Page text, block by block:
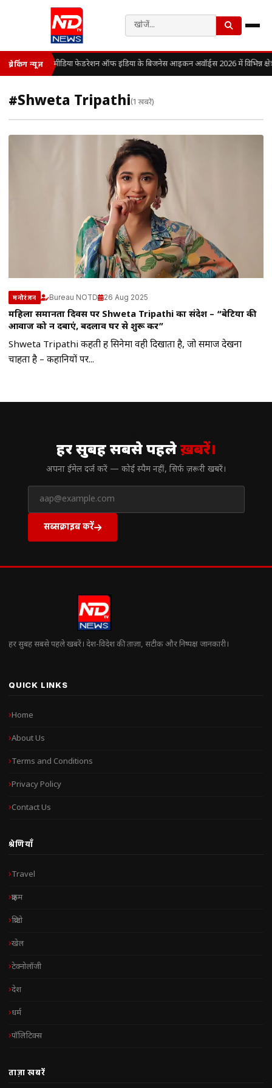
ब्रेकिंग न्यूज़ मीडिया फेडरेशन ऑफ इंडिया के बिजनेस आइकन अवॉर्ड्स 2026 में विभिन्न
#Shweta Tripathi(1 खबरें)
मनोरंजन Bureau NOTD 26 Aug 2025
महिला समानता दिवस पर Shweta Tripathi का संदेश – “बेटियों की
आवाज को न दबाएं, बदलाव घर से शुरू करें”
Shweta Tripathi कहती हैं सिनेमा वही दिखाता है, जो समाज देखना
चाहता है – कहानियों पर...
हर सुबह सबसे पहलेख़बरें।
अपना ईमेल दर्ज करें — कोई स्पैम नहीं, सिर्फ ज़रूरी खबरें।
सब्सक्राइब करें
हर सुबह सबसे पहले खबरें। देश-विदेश की ताज़ा, सटीक और निष्पक्ष जानकारी।
QUICK LINKS
Home
About Us
Terms and Conditions
Privacy Policy
Contact Us
श्रेणियाँ
Travel
क्राइम
क्रिप्टो
खेल
टेक्नोलॉजी
देश
धर्म
पॉलिटिक्स
ताज़ा खबरें